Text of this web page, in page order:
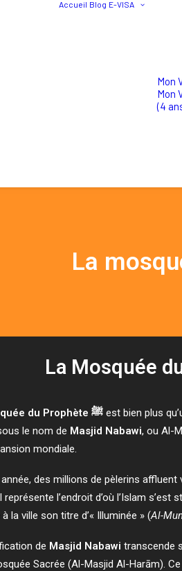
Accueil Blog E-VISA
Mon
Mon
(4
La
La Mosquée du Prophète ﷺ est bien plus
le nom de Masjid Nabawi, ou Al-
mondiale.
des millions de pèlerins affluent
représente l’endroit d’où l’Islam
la ville son titre d’« Illuminée » (Al-
de Masjid Nabawi transcende
Sacrée (Al-Masjid Al-Harām).